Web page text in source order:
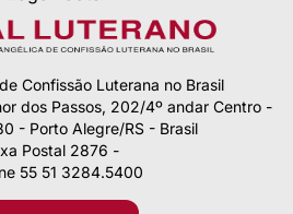
Confissão Luterana no Brasil
dos Passos, 202/4º andar Centro -
- Porto Alegre/RS - Brasil
Postal 2876 -
55 51 3284.5400